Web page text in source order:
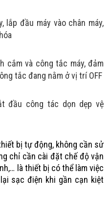
lắp đầu máy vào chân máy,
cắm và công tắc máy, đảm
tắc đang nằm ở vị trí OFF
đầu công tác dọn dẹp vệ
bị tự động, không cần sử
chỉ cần cài đặt chế độ vận
là thiết bị có thể làm việc
sạc điện khi gần cạn kiệt